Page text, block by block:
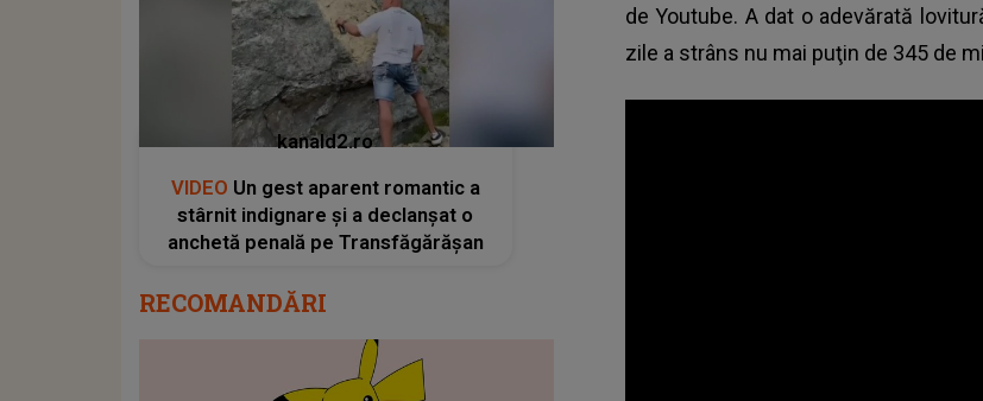
de Youtube. A dat o adevărată
zile a strâns nu mai puţin de 345 de
kanald2.ro
VIDEO Un gest aparent romantic a
stârnit indignare și a declanșat o
anchetă penală pe Transfăgărășan
RECOMANDĂRI